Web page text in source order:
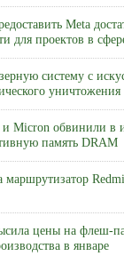
Meta
для проектов в
систему с
уничтожения
Micron обвинили в
память DRAM
маршрутизатор
цены на флеш-
в январе